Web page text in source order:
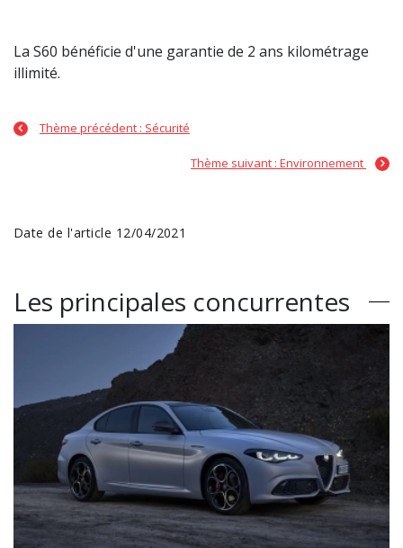
La S60 bénéficie d'une garantie de 2 ans kilométrage
illimité.
Thème précédent : Sécurité
Thème suivant : Environnement
Date de l'article 12/04/2021
Les principales concurrentes